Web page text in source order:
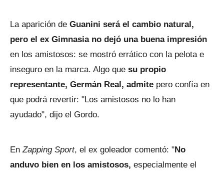
La aparición de Guanini será el cambio natural,
pero el ex Gimnasia no dejó una buena impresión
en los amistosos: se mostró errático con la pelota e
inseguro en la marca. Algo que su propio
representante, Germán Real, admite pero confía en
que podrá revertir: "Los amistosos no lo han
ayudado", dijo el Gordo.
EnZapping Sport, el ex goleador comentó: "No
anduvo bien en los amistosos, especialmente el